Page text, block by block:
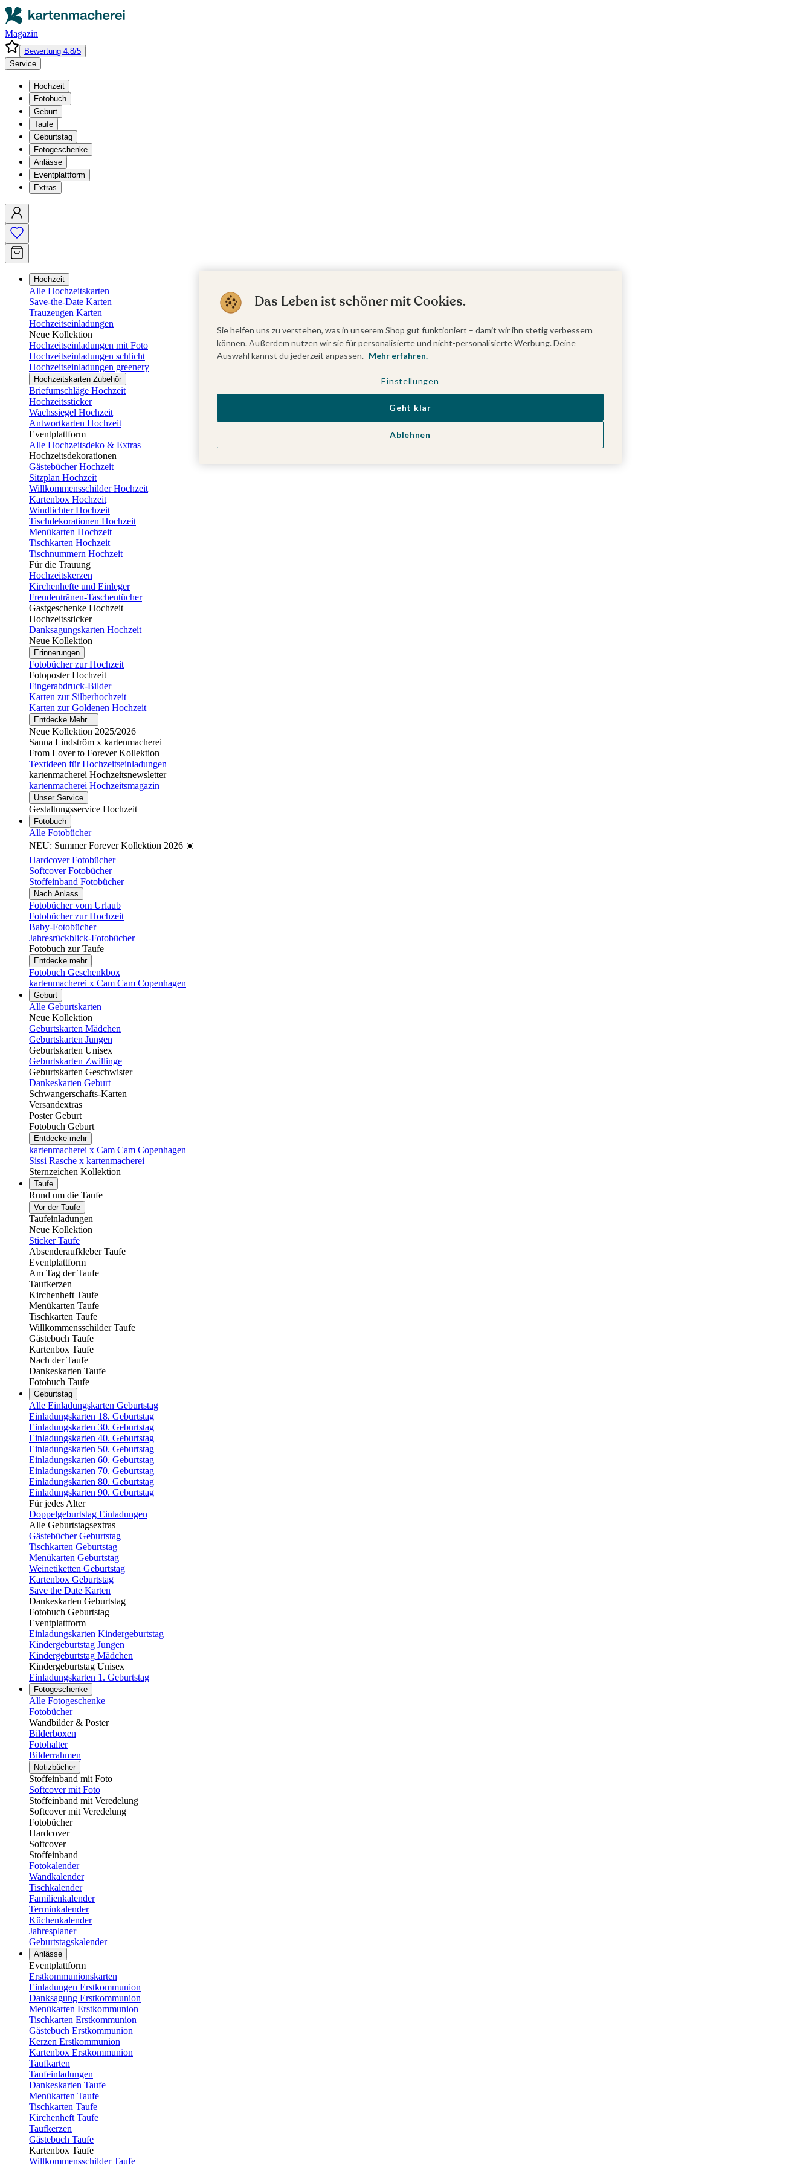
Magazin
Bewertung 4.8/5
Service
Hochzeit
Fotobuch
Geburt
Taufe
Geburtstag
Fotogeschenke
Anlässe
Eventplattform
Extras
Hochzeit
Alle Hochzeitskarten
Save-the-Date Karten
Trauzeugen Karten
Hochzeitseinladungen
Neue Kollektion
Hochzeitseinladungen mit Foto
Hochzeitseinladungen schlicht
Hochzeitseinladungen greenery
Hochzeitskarten Zubehör
Briefumschläge Hochzeit
Hochzeitssticker
Wachssiegel Hochzeit
Antwortkarten Hochzeit
Eventplattform
Alle Hochzeitsdeko & Extras
Hochzeitsdekorationen
Gästebücher Hochzeit
Sitzplan Hochzeit
Willkommensschilder Hochzeit
Kartenbox Hochzeit
Windlichter Hochzeit
Tischdekorationen Hochzeit
Menükarten Hochzeit
Tischkarten Hochzeit
Tischnummern Hochzeit
Für die Trauung
Hochzeitskerzen
Kirchenhefte und Einleger
Freudentränen-Taschentücher
Gastgeschenke Hochzeit
Hochzeitssticker
Danksagungskarten Hochzeit
Neue Kollektion
Erinnerungen
Fotobücher zur Hochzeit
Fotoposter Hochzeit
Fingerabdruck-Bilder
Karten zur Silberhochzeit
Karten zur Goldenen Hochzeit
Entdecke Mehr...
Neue Kollektion 2025/2026
Sanna Lindström x kartenmacherei
From Lover to Forever Kollektion
Textideen für Hochzeitseinladungen
kartenmacherei Hochzeitsnewsletter
kartenmacherei Hochzeitsmagazin
Unser Service
Gestaltungsservice Hochzeit
Fotobuch
Alle Fotobücher
NEU: Summer Forever Kollektion 2026 ☀️
Hardcover Fotobücher
Softcover Fotobücher
Stoffeinband Fotobücher
Nach Anlass
Fotobücher vom Urlaub
Fotobücher zur Hochzeit
Baby-Fotobücher
Jahresrückblick-Fotobücher
Fotobuch zur Taufe
Entdecke mehr
Fotobuch Geschenkbox
kartenmacherei x Cam Cam Copenhagen
Geburt
Alle Geburtskarten
Neue Kollektion
Geburtskarten Mädchen
Geburtskarten Jungen
Geburtskarten Unisex
Geburtskarten Zwillinge
Geburtskarten Geschwister
Dankeskarten Geburt
Schwangerschafts-Karten
Versandextras
Poster Geburt
Fotobuch Geburt
Entdecke mehr
kartenmacherei x Cam Cam Copenhagen
Sissi Rasche x kartenmacherei
Sternzeichen Kollektion
Taufe
Rund um die Taufe
Vor der Taufe
Taufeinladungen
Neue Kollektion
Sticker Taufe
Absenderaufkleber Taufe
Eventplattform
Am Tag der Taufe
Taufkerzen
Kirchenheft Taufe
Menükarten Taufe
Tischkarten Taufe
Willkommensschilder Taufe
Gästebuch Taufe
Kartenbox Taufe
Nach der Taufe
Dankeskarten Taufe
Fotobuch Taufe
Geburtstag
Alle Einladungskarten Geburtstag
Einladungskarten 18. Geburtstag
Einladungskarten 30. Geburtstag
Einladungskarten 40. Geburtstag
Einladungskarten 50. Geburtstag
Einladungskarten 60. Geburtstag
Einladungskarten 70. Geburtstag
Einladungskarten 80. Geburtstag
Einladungskarten 90. Geburtstag
Für jedes Alter
Doppelgeburtstag Einladungen
Alle Geburtstagsextras
Gästebücher Geburtstag
Tischkarten Geburtstag
Menükarten Geburtstag
Weinetiketten Geburtstag
Kartenbox Geburtstag
Save the Date Karten
Dankeskarten Geburtstag
Fotobuch Geburtstag
Eventplattform
Einladungskarten Kindergeburtstag
Kindergeburtstag Jungen
Kindergeburtstag Mädchen
Kindergeburtstag Unisex
Einladungskarten 1. Geburtstag
Fotogeschenke
Alle Fotogeschenke
Fotobücher
Wandbilder & Poster
Bilderboxen
Fotohalter
Bilderrahmen
Notizbücher
Stoffeinband mit Foto
Softcover mit Foto
Stoffeinband mit Veredelung
Softcover mit Veredelung
Fotobücher
Hardcover
Softcover
Stoffeinband
Fotokalender
Wandkalender
Tischkalender
Familienkalender
Terminkalender
Küchenkalender
Jahresplaner
Geburtstagskalender
Anlässe
Eventplattform
Erstkommunionskarten
Einladungen Erstkommunion
Danksagung Erstkommunion
Menükarten Erstkommunion
Tischkarten Erstkommunion
Gästebuch Erstkommunion
Kerzen Erstkommunion
Kartenbox Erstkommunion
Taufkarten
Taufeinladungen
Dankeskarten Taufe
Menükarten Taufe
Tischkarten Taufe
Kirchenheft Taufe
Taufkerzen
Gästebuch Taufe
Kartenbox Taufe
Willkommensschilder Taufe
Das Leben ist schöner mit Cookies.
Sie helfen uns zu verstehen, was in unserem Shop gut funktioniert – damit wir ihn stetig verbessern
können. Außerdem nutzen wir sie für personalisierte und nicht-personalisierte Werbung. Deine
Auswahl kannst du jederzeit anpassen. Mehr erfahren.
Einstellungen
Ablehnen
Geht klar